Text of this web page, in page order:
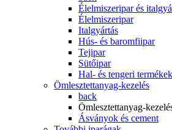
Élelmiszeripar és
Élelmiszeripar
Italgyártás
Hús- és baromfiipar
Tejipar
Sütőipar
Hal- és tengeri
Ömlesztettanyag-kezelés
back
Ömlesztettanyag-
Ásványok és cement